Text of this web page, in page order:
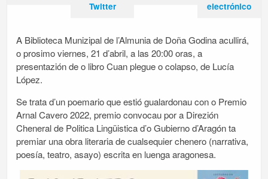
Twitter
electrónico
A Biblioteca Munizipal de l’Almunia de Doña Godina acullirá,
o prosimo viernes, 21 d’abril, a las 20:00 oras, a
presentazión de o libro Cuan plegue o colapso, de Lucía
López.
Se trata d’un poemario que estió gualardonau con o Premio
Arnal Cavero 2022, premio convocau por a Direzión
Cheneral de Politica Lingüistica d’o Gubierno d’Aragón ta
premiar una obra literaria de cualsequier chenero (narrativa,
poesía, teatro, asayo) escrita en luenga aragonesa.